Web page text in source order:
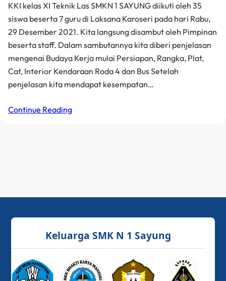
KKI kelas XI Teknik Las SMKN 1 SAYUNG diikuti oleh 35
siswa beserta 7 guru di Laksana Karoseri pada hari Rabu,
29 Desember 2021. Kita langsung disambut oleh Pimpinan
beserta staff. Dalam sambutannya kita diberi penjelasan
mengenai Budaya Kerja mulai Persiapan, Rangka, Plat,
Cat, Interior Kendaraan Roda 4 dan Bus Setelah
penjelasan kita mendapat kesempatan…
Continue Reading
Keluarga SMK N 1 Sayung